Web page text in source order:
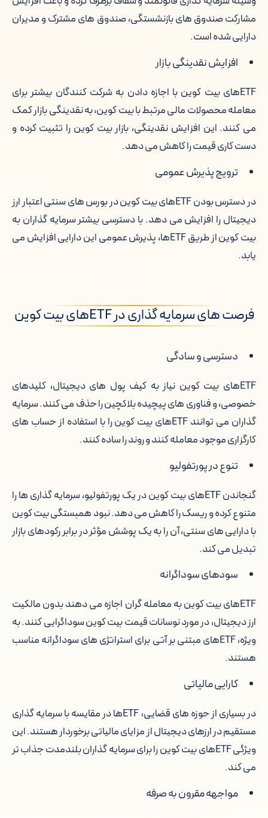
مشارکت صندوق های بازنشستگی، صندوق های مشترک و مدیران
دارایی شده است.
افزایش نقدینگی بازار
ETFهای بیت کوین با اجازه دادن به شرکت کنندگان بیشتر برای
معامله محصولات مالی مرتبط با بیت کوین، به نقدینگی بازار کمک
می کنند. این افزایش نقدینگی، بازار بیت کوین را تثبیت کرده و
دست کاری قیمت را کاهش می دهد.
ترویج پذیرش عمومی
در دسترس بودن ETFهای بیت کوین در بورس های سنتی اعتبار ارز
دیجیتال را افزایش می دهد. با دسترسی بیشتر سرمایه گذاران به
بیت کوین از طریق ETFها، پذیرش عمومی این دارایی افزایش می
یابد.
فرصت های سرمایه گذاری در ETFهای بیت کوین
دسترسی و سادگی
ETFهای بیت کوین نیاز به کیف پول های دیجیتال، کلیدهای
خصوصی، و فناوری های پیچیده بلاکچین را حذف می کنند. سرمایه
گذاران می توانند ETFهای بیت کوین را با استفاده از حساب های
کارگزاری موجود معامله کنند و روند را ساده کنند.
تنوع در پورتفولیو
گنجاندن ETFهای بیت کوین در یک پورتفولیو، سرمایه گذاری ها را
متنوع کرده و ریسک را کاهش می دهد. نبود همبستگی بیت کوین
با دارایی های سنتی، آن را به یک پوشش مؤثر در برابر رکودهای بازار
تبدیل می کند.
سودهای سوداگرانه
ETFهای بیت کوین به معامله گران اجازه می دهند بدون مالکیت
ارز دیجیتال، در مورد نوسانات قیمت بیت کوین سوداگرایی کنند. به
ویژه، ETFهای مبتنی بر آتی برای استراتژی های سوداگرانه مناسب
هستند.
کارایی مالیاتی
در بسیاری از حوزه های قضایی، ETFها در مقایسه با سرمایه گذاری
مستقیم در ارزهای دیجیتال از مزایای مالیاتی برخوردار هستند. این
ویژگی ETFهای بیت کوین را برای سرمایه گذاران بلندمدت جذاب تر
می کند.
مواجهه مقرون به صرفه